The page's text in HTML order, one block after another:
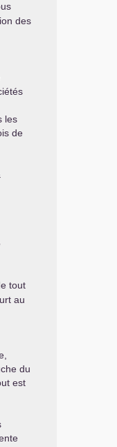
des
les
de
tout
au
du
est